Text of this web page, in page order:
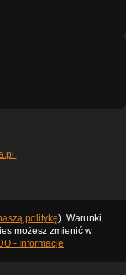
politykę). Warunki
możesz zmienić w
- Informacje